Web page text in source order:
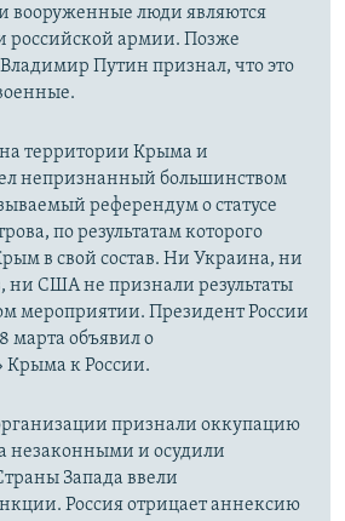
вооруженные люди являются
армии. Позже
Путин признал, что это
на территории Крыма и
непризнанный большинством
референдум о статусе
по результатам которого
в свой состав. Ни Украина, ни
ни США не признали результаты
мероприятии. Президент России
марта объявил о
к России.
признали оккупацию
незаконными и осудили
Запада ввели
Россия отрицает аннексию